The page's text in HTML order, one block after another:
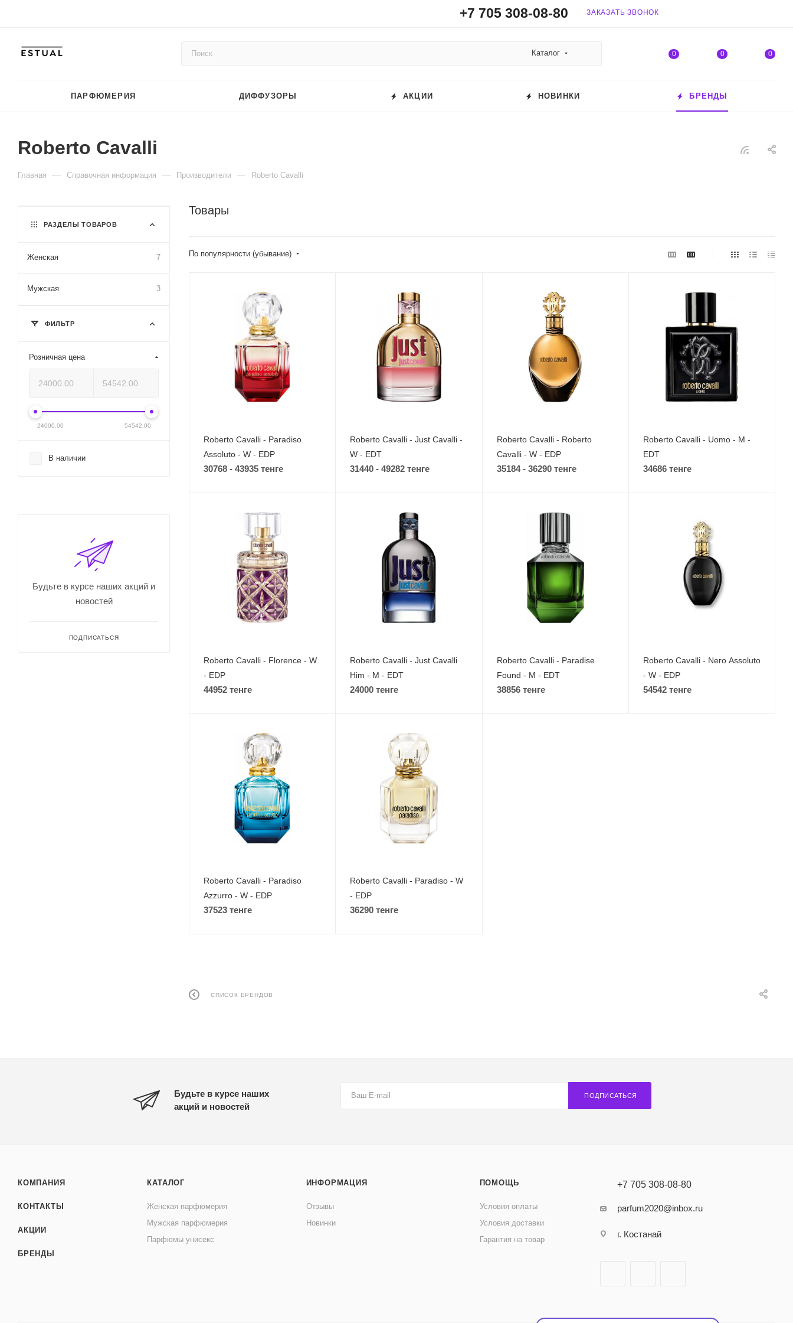
+7 705 308-08-80 ЗАКАЗАТЬ ЗВОНОК
Каталог 0 0 0
ПАРФЮМЕРИЯ ДИФФУЗОРЫ АКЦИИ НОВИНКИ БРЕНДЫ
Roberto Cavalli
Главная — Справочная информация — Производители — Roberto Cavalli
Товары
По популярности (убывание)
Roberto Cavalli - Paradiso
Assoluto - W - EDP
30768 - 43935 тенге
Roberto Cavalli - Just Cavalli -
W - EDT
31440 - 49282 тенге
Roberto Cavalli - Roberto
Cavalli - W - EDP
35184 - 36290 тенге
Roberto Cavalli - Uomo - M -
EDT
34686 тенге
Roberto Cavalli - Florence - W
- EDP
44952 тенге
Roberto Cavalli - Just Cavalli
Him - M - EDT
24000 тенге
Roberto Cavalli - Paradise
Found - M - EDT
38856 тенге
Roberto Cavalli - Nero Assoluto
- W - EDP
54542 тенге
Roberto Cavalli - Paradiso
Azzurro - W - EDP
37523 тенге
Roberto Cavalli - Paradiso - W
- EDP
36290 тенге
СПИСОК БРЕНДОВ
РАЗДЕЛЫ ТОВАРОВ
Женская 7
Мужская 3
ФИЛЬТР
Розничная цена
24000.00 54542.00
В наличии
Будьте в курсе наших акций и
новостей
ПОДПИСАТЬСЯ
Будьте в курсе наших
акций и новостей
ПОДПИСАТЬСЯ
КОМПАНИЯ
КОНТАКТЫ
АКЦИИ
БРЕНДЫ
КАТАЛОГ
Женская парфюмерия
Мужская парфюмерия
Парфюмы унисекс
ИНФОРМАЦИЯ
Отзывы
Новинки
ПОМОЩЬ
Условия оплаты
Условия доставки
Гарантия на товар
+7 705 308-08-80
parfum2020@inbox.ru
г. Костанай